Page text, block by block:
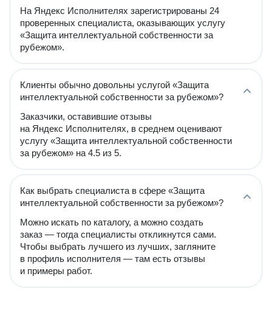
На Яндекс Исполнителях зарегистрированы 24
проверенных специалиста, оказывающих услугу
«Защита интеллектуальной собственности за
рубежом».
Клиенты обычно довольны услугой «Защита
интеллектуальной собственности за рубежом»?
Заказчики, оставившие отзывы
на Яндекс Исполнителях, в среднем оценивают
услугу «Защита интеллектуальной собственности
за рубежом» на 4.5 из 5.
Как выбрать специалиста в сфере «Защита
интеллектуальной собственности за рубежом»?
Можно искать по каталогу, а можно создать
заказ — тогда специалисты откликнутся сами.
Чтобы выбрать лучшего из лучших, загляните
в профиль исполнителя — там есть отзывы
и примеры работ.